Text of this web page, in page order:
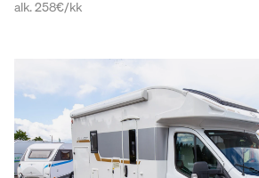
alk. 258€/kk